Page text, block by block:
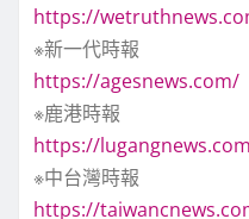
https://
※新一代時報
https://agesnews.com/
※鹿港時報
https://
※中台灣時報
https://